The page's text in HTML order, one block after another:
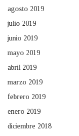
agosto 2019
julio 2019
junio 2019
mayo 2019
abril 2019
marzo 2019
febrero 2019
enero 2019
diciembre 2018